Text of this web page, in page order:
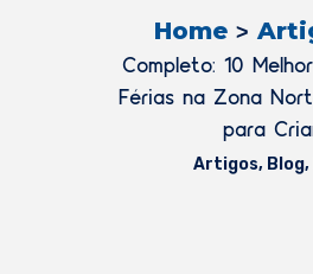
Home>
Completo: 10
Férias na Zona
para
Artigos, Blog,